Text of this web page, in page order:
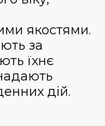
якостями.
за
їхнє
дій.